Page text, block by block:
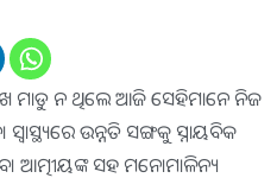
ମାଡୁ ନ ଥିଲେ ଆଜି ସେହିମାନେ ନିଜ
ଉନ୍ନତି ସଙ୍ଗକୁ ସ୍ନାୟବିକ
ଆତ୍ମୀୟଙ୍କ ସହ ମନୋମାଳିନ୍ୟ